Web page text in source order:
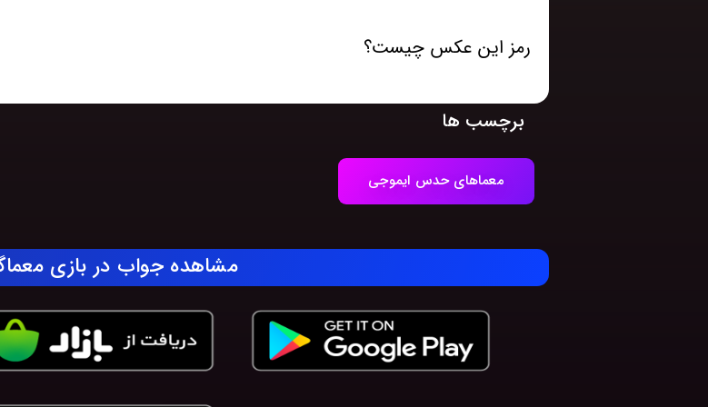
رمز این عکس چیست؟
برچسب ها
معماهای حدس ایموجی
مشاهده جواب در بازی